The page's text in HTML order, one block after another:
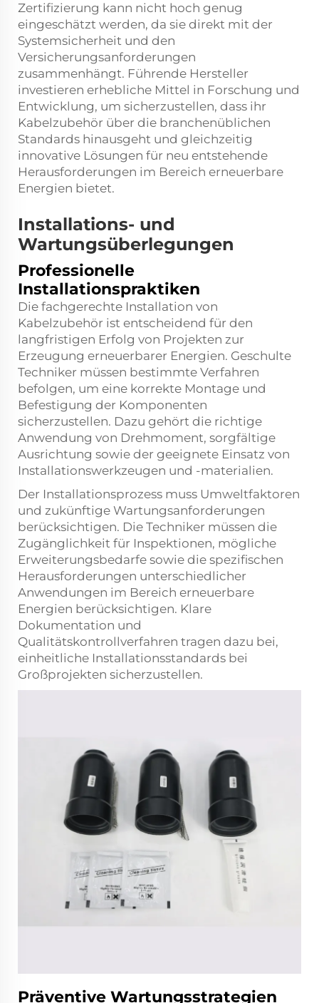
Zertifizierung kann nicht hoch genug
eingeschätzt werden, da sie direkt mit der
Systemsicherheit und den
Versicherungsanforderungen
zusammenhängt. Führende Hersteller
investieren erhebliche Mittel in Forschung und
Entwicklung, um sicherzustellen, dass ihr
Kabelzubehör über die branchenüblichen
Standards hinausgeht und gleichzeitig
innovative Lösungen für neu entstehende
Herausforderungen im Bereich erneuerbare
Energien bietet.
Installations- und
Wartungsüberlegungen
Professionelle
Installationspraktiken
Die fachgerechte Installation von
Kabelzubehör ist entscheidend für den
langfristigen Erfolg von Projekten zur
Erzeugung erneuerbarer Energien. Geschulte
Techniker müssen bestimmte Verfahren
befolgen, um eine korrekte Montage und
Befestigung der Komponenten
sicherzustellen. Dazu gehört die richtige
Anwendung von Drehmoment, sorgfältige
Ausrichtung sowie der geeignete Einsatz von
Installationswerkzeugen und -materialien.
Der Installationsprozess muss Umweltfaktoren
und zukünftige Wartungsanforderungen
berücksichtigen. Die Techniker müssen die
Zugänglichkeit für Inspektionen, mögliche
Erweiterungsbedarfe sowie die spezifischen
Herausforderungen unterschiedlicher
Anwendungen im Bereich erneuerbare
Energien berücksichtigen. Klare
Dokumentation und
Qualitätskontrollverfahren tragen dazu bei,
einheitliche Installationsstandards bei
Großprojekten sicherzustellen.
Präventive Wartungsstrategien